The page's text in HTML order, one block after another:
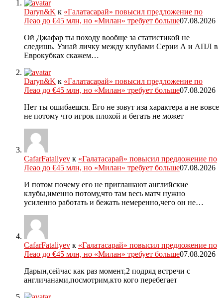
Daryn&K к «Галатасарай» повысил предложение по
Леао до €45 млн, но «Милан» требует больше07.08.2026
Ой Джафар ты походу вообще за статистикой не
следишь. Узнай личку между клубами Серии А и АПЛ в
Еврокубках скажем…
Daryn&K к «Галатасарай» повысил предложение по
Леао до €45 млн, но «Милан» требует больше07.08.2026
Нет ты ошибаешся. Его не зовут иза характера а не вовсе
не потому что игрок плохой и бегать не может
CafarFataliyev к «Галатасарай» повысил предложение по
Леао до €45 млн, но «Милан» требует больше07.08.2026
И потом почему его не приглашают английские
клубы,именно потому,что там весь матч нужно
усиленно работать и бежать немеренно,чего он не…
CafarFataliyev к «Галатасарай» повысил предложение по
Леао до €45 млн, но «Милан» требует больше07.08.2026
Дарын,сейчас как раз момент,2 подряд встречи с
англичанами,посмотрим,кто кого перебегает